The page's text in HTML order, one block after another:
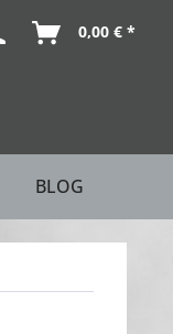
0,00 € *
BLOG